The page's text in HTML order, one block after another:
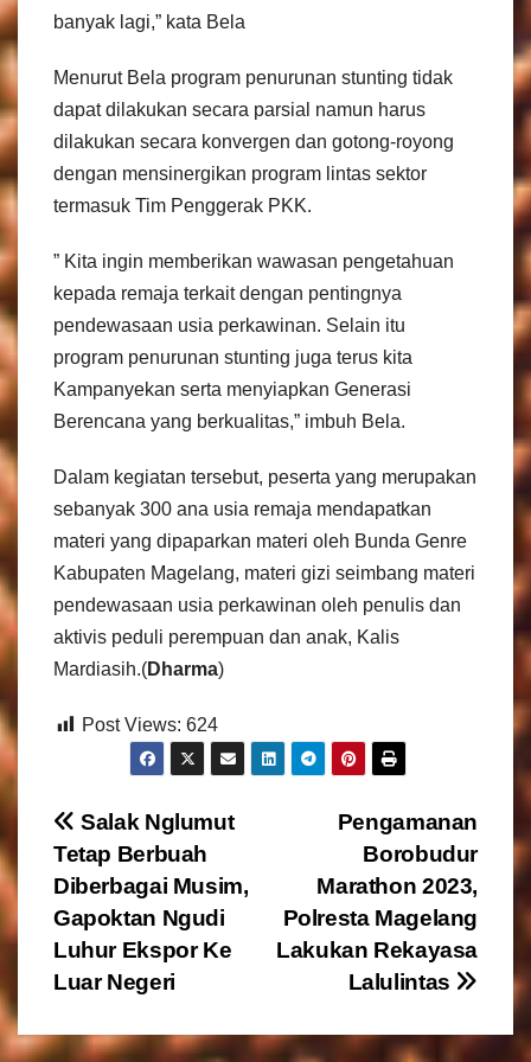
banyak lagi,” kata Bela
Menurut Bela program penurunan stunting tidak
dapat dilakukan secara parsial namun harus
dilakukan secara konvergen dan gotong-royong
dengan mensinergikan program lintas sektor
termasuk Tim Penggerak PKK.
” Kita ingin memberikan wawasan pengetahuan
kepada remaja terkait dengan pentingnya
pendewasaan usia perkawinan. Selain itu
program penurunan stunting juga terus kita
Kampanyekan serta menyiapkan Generasi
Berencana yang berkualitas,” imbuh Bela.
Dalam kegiatan tersebut, peserta yang merupakan
sebanyak 300 ana usia remaja mendapatkan
materi yang dipaparkan materi oleh Bunda Genre
Kabupaten Magelang, materi gizi seimbang materi
pendewasaan usia perkawinan oleh penulis dan
aktivis peduli perempuan dan anak, Kalis
Mardiasih.(Dharma)
Post Views: 624
N
a
v
i
g
Pengamanan
Borobudur
Marathon 2023,
Polresta Magelang
Lakukan Rekayasa
Lalulintas
Salak Nglumut
Tetap Berbuah
Diberbagai Musim,
Gapoktan Ngudi
Luhur Ekspor Ke
Luar Negeri